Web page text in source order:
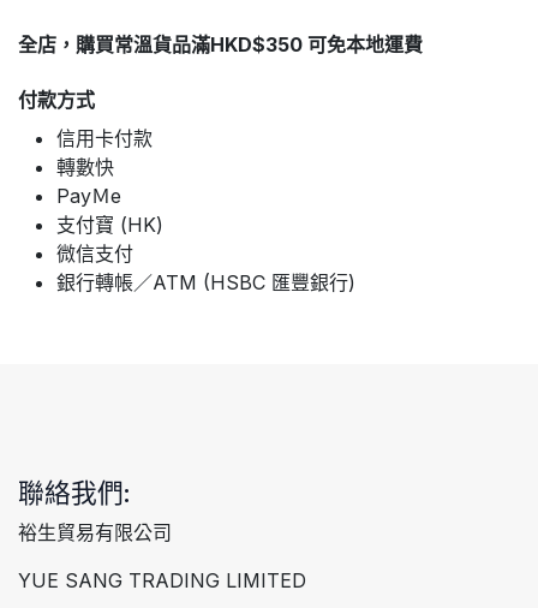
全店，購買常溫貨品滿HKD$350 可免本地運費
付款方式
信用卡付款
轉數快
PayＭe
支付寶 (HK)
微信支付
銀行轉帳／ATM (HSBC 匯豐銀行)
聯絡我們:
裕生貿易有限公司
YUE SANG TRADING LIMITED